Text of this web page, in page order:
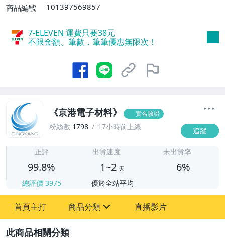
商品編號
101397569857
7-ELEVEN 運費只要38元
不限金額、筆數，筆筆優惠無限次！
《京港電子材料》 實名驗證
粉絲數 1798 17小時前上線 追蹤
正評
99.8%
總評價 3975
出貨速度
1~2 天
優於全站平均
未出貨率
6%
首頁主打 商品分類
圖書/影音/文具
直播影片